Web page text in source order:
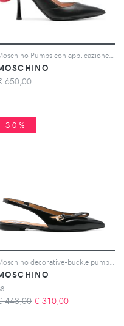
650,00
-30%
443,00 € 310,00